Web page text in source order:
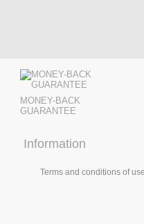
MONEY-BACK
GUARANTEE
Information
Terms and conditions of use